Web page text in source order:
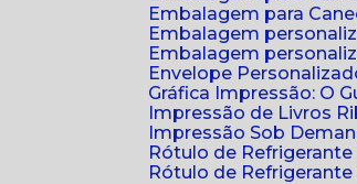
Embalagem para
Embalagem
Embalagem
Envelope
Gráfica Impressão: O
Impressão de Livros
Impressão Sob
Rótulo de
Rótulo de